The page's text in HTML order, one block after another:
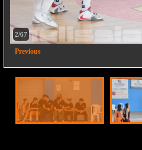
2/67
Previous